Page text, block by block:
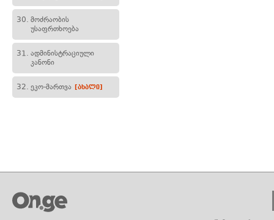
30. მოძრაობის
უსაფრთხოება
31. ადმინისტრაციული
კანონი
32. ეკო-მართვა [ახალი]